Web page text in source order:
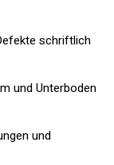
schriftlich
und Unterboden
und